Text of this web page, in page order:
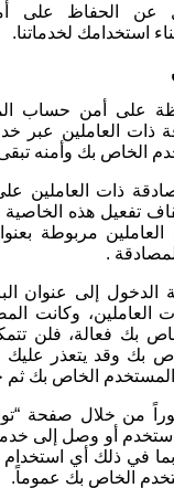
عن الحفاظ على
استخدامك لخدماتنا.
على أمن حساب
ذات العاملين عبر
الخاص بك وأمنه
ذات العاملين
تفعيل هذه
مربوطة
.
إلى عنوان
العاملين، وكانت
بك فعالة، فلن
بك وقد يتعذر عليك
الخاص بك ثم
من خلال صفحة
أو وصل إلى
في ذلك أي
الخاص بك عموماً.